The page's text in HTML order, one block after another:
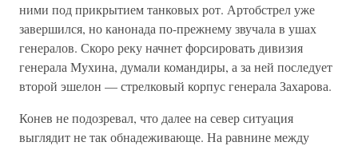
ними под прикрытием танковых рот. Артобстрел уже
завершился, но канонада по-прежнему звучала в ушах
генералов. Скоро реку начнет форсировать дивизия
генерала Мухина, думали командиры, а за ней последует
второй эшелон — стрелковый корпус генерала Захарова.
Конев не подозревал, что далее на север ситуация
выглядит не так обнадеживающе. На равнине между